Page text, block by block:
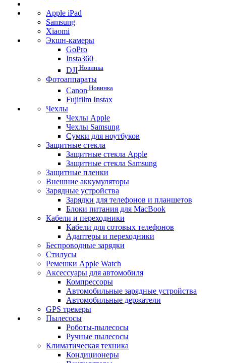
Apple iPad
Samsung
Xiaomi
Экшн-камеры
GoPro
Insta360
DJI Новинка
Фотоаппараты
Canon Новинка
Fujifilm Instax
Чехлы
Чехлы Apple
Чехлы Samsung
Сумки для ноутбуков
Защитные стекла
Защитные стекла Apple
Защитные стекла Samsung
Защитные пленки
Внешние аккумуляторы
Зарядные устройства
Зарядки для телефонов и планшетов
Блоки питания для MacBook
Кабели и переходники
Кабели для сотовых телефонов
Адаптеры и переходники
Беспроводные зарядки
Стилусы
Ремешки Apple Watch
Аксессуары для автомобиля
Компрессоры
Автомобильные зарядные устройства
Автомобильные держатели
GPS трекеры
Пылесосы
Роботы-пылесосы
Ручные пылесосы
Климатическая техника
Кондиционеры